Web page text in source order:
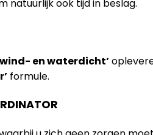
natuurlijk ook tijd in beslag.
en waterdicht’
formule.